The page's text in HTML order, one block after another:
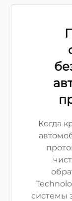
Когда
системы